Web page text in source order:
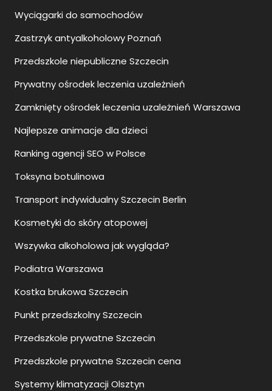
Wyciągarki do samochodów
Zastrzyk antyalkoholowy Poznań
Przedszkole niepubliczne Szczecin
Prywatny ośrodek leczenia uzależnień
Zamknięty ośrodek leczenia uzależnień Warszawa
Najlepsze animacje dla dzieci
Ranking agencji SEO w Polsce
Toksyna botulinowa
Transport indywidualny Szczecin Berlin
Kosmetyki do skóry atopowej
Wszywka alkoholowa jak wygląda?
Podiatra Warszawa
Kostka brukowa Szczecin
Punkt przedszkolny Szczecin
Przedszkole prywatne Szczecin
Przedszkole prywatne Szczecin cena
Systemy klimatyzacji Olsztyn